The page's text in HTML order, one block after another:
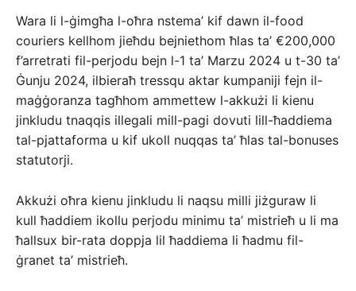
Wara li l-ġimgħa l-oħra nstema’ kif dawn il-food
couriers kellhom jieħdu bejniethom ħlas ta’ €200,000
f’arretrati fil-perjodu bejn l-1 ta’ Marzu 2024 u t-30 ta’
Ġunju 2024, ilbieraħ tressqu aktar kumpaniji fejn il-
maġġoranza tagħhom ammettew l-akkużi li kienu
jinkludu tnaqqis illegali mill-pagi dovuti lill-ħaddiema
tal-pjattaforma u kif ukoll nuqqas ta’ ħlas tal-bonuses
statutorji.
Akkużi oħra kienu jinkludu li naqsu milli jiżguraw li
kull ħaddiem ikollu perjodu minimu ta’ mistrieħ u li ma
ħallsux bir-rata doppja lil ħaddiema li ħadmu fil-
ġranet ta’ mistrieħ.